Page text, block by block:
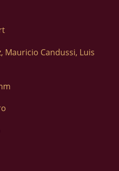
Mauricio Candussi, Luis